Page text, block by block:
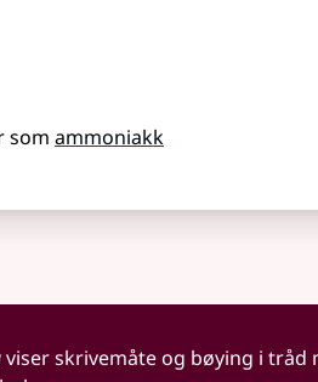
som ammoniakk
viser skrivemåte og bøying i tråd